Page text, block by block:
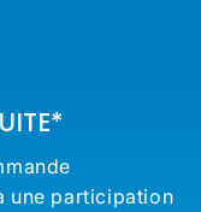
une participation